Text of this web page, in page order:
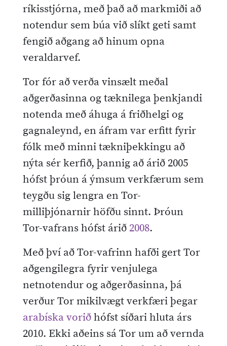
ríkisstjórna, með það að markmiði að
notendur sem búa við slíkt geti samt
fengið aðgang að hinum opna
veraldarvef.
Tor fór að verða vinsælt meðal
aðgerðasinna og tæknilega þenkjandi
notenda með áhuga á friðhelgi og
gagnaleynd, en áfram var erfitt fyrir
fólk með minni tækniþekkingu að
nýta sér kerfið, þannig að árið 2005
hófst þróun á ýmsum verkfærum sem
teygðu sig lengra en Tor-
milliþjónarnir höfðu sinnt. Þróun
Tor-vafrans hófst árið 2008.
Með því að Tor-vafrinn hafði gert Tor
aðgengilegra fyrir venjulega
netnotendur og aðgerðasinna, þá
verður Tor mikilvægt verkfæri þegar
arabíska voriðhófst síðari hluta árs
2010. Ekki aðeins sá Tor um að vernda